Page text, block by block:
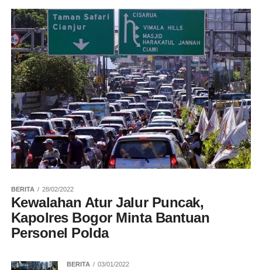
BERITA 28/02/2022
Kewalahan Atur Jalur Puncak,
Kapolres Bogor Minta Bantuan
Personel Polda
BERITA 03/01/2022